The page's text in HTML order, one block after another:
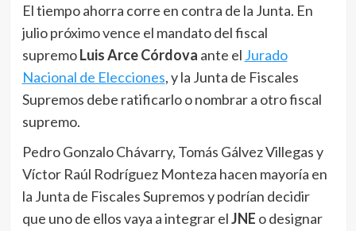
El tiempo ahorra corre en contra de la Junta. En
julio próximo vence el mandato del fiscal
supremoLuis Arce Córdova ante el Jurado
Nacional de Elecciones, y la Junta de Fiscales
Supremos debe ratificarlo o nombrar a otro fiscal
supremo.
Pedro Gonzalo Chávarry, Tomás Gálvez Villegas y
Víctor Raúl Rodríguez Monteza hacen mayoría en
la Junta de Fiscales Supremos y podrían decidir
que uno de ellos vaya a integrar elJNE o designar